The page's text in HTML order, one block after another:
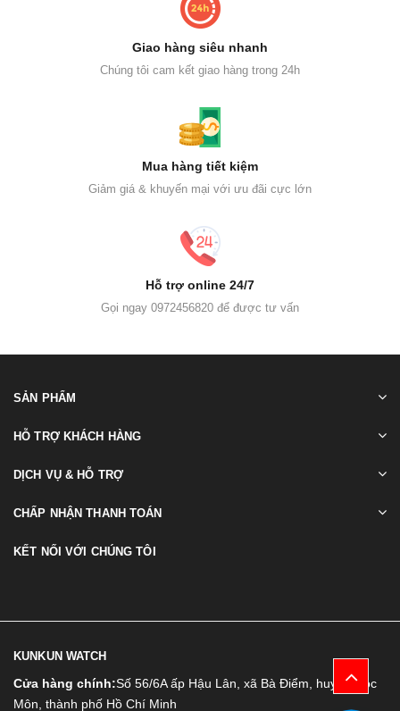
Giao hàng siêu nhanh
Chúng tôi cam kết giao hàng trong 24h
Mua hàng tiết kiệm
Giảm giá & khuyến mại với ưu đãi cực lớn
Hỗ trợ online 24/7
Gọi ngay 0972456820 để được tư vấn
SẢN PHẨM
HỖ TRỢ KHÁCH HÀNG
DỊCH VỤ & HỖ TRỢ
CHẤP NHẬN THANH TOÁN
KẾT NỐI VỚI CHÚNG TÔI
KUNKUN WATCH
Cửa hàng chính:Số 56/6A ấp Hậu Lân, xã Bà Điểm, huyện Hóc
Môn, thành phố Hồ Chí Minh